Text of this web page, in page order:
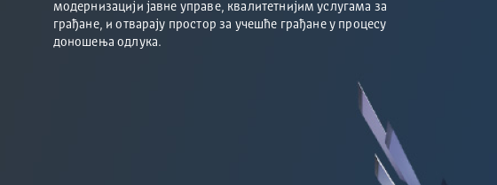
модернизацији јавне управе, квалитетнијим услугама за
грађане, и отварају простор за учешће грађане у процесу
доношења одлука.